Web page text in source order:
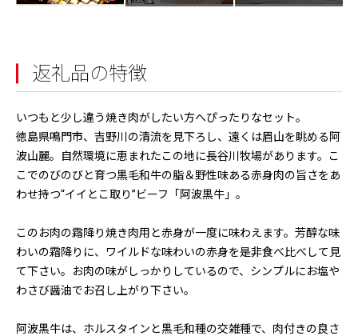
返礼品の特徴
いつもと少し違う焼き肉がしたい方へぴったりなセット。
徳島県鳴門市、吉野川の清流を見下ろし、遠くは眉山を眺める阿
波山麗。自然環境に恵まれたこの地に長谷川牧場があります。こ
こでのびのびと育つ黒毛和牛の脂＆野性味ある赤身肉の旨さをあ
わせ持つ“イイとこ取り”ビーフ「阿波黒牛」。
このお肉の霜降り焼き肉用と赤身が一度に味わえます。芳醇な味
わいの霜降りに、ワイルドな味わいの赤身を是非食べ比べして見
て下さい。お肉の味がしっかりしているので、シンプルにお塩や
わさび醤油でお召し上がり下さい。
阿波黒牛は、ホルスタインと黒毛和種の交雑種で、肉付きの良さ